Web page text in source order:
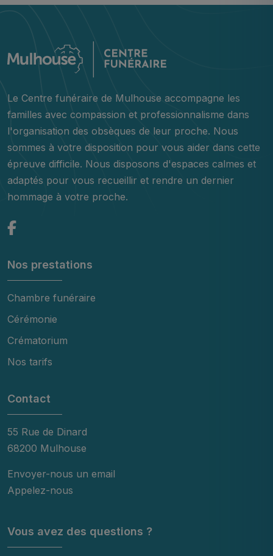
Le Centre funéraire de Mulhouse accompagne les
familles avec compassion et professionnalisme dans
l'organisation des obsèques de leur proche. Nous
sommes à votre disposition pour vous aider dans cette
épreuve difficile. Nous disposons d'espaces calmes et
adaptés pour vous recueillir et rendre un dernier
hommage à votre proche.
Nos prestations
Chambre funéraire
Cérémonie
Crématorium
Nos tarifs
Contact
55 Rue de Dinard
68200 Mulhouse
Envoyer-nous un email
Appelez-nous
Vous avez des questions ?